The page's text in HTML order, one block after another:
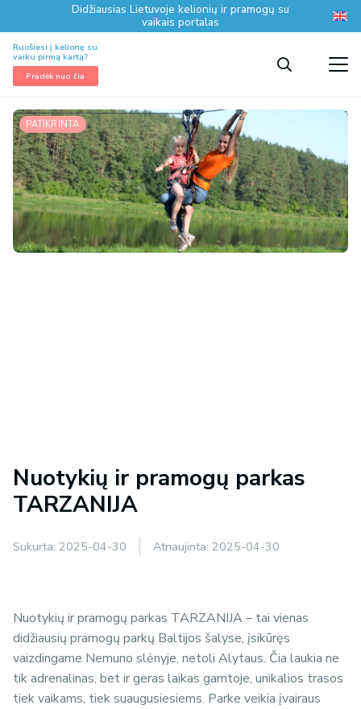
Didžiausias Lietuvoje kelionių ir pramogų su
vaikais portalas
Ruošiesi į kelionę su
vaiku pirmą kartą?
Pradėk nuo čia
PATIKRINTA
Nuotykių ir pramogų parkas
TARZANIJA
Sukurta: 2025-04-30 Atnaujinta: 2025-04-30
Nuotykių ir pramogų parkas TARZANIJA – tai vienas
didžiausių pramogų parkų Baltijos šalyse, įsikūręs
vaizdingame Nemuno slėnyje, netoli Alytaus. Čia laukia ne
tik adrenalinas, bet ir geras laikas gamtoje, unikalios trasos
tiek vaikams, tiek suaugusiesiems. Parke veikia įvairaus